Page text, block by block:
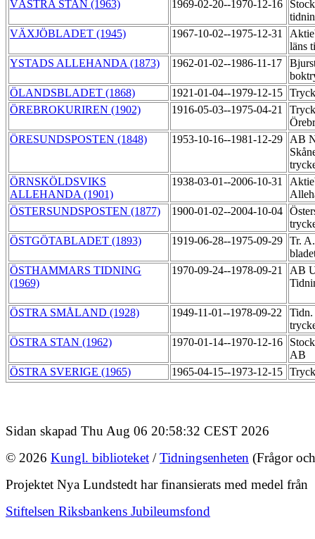
VÄSTRA STAN (1963) 1969-02-20--1970-12-16
VÄXJÖBLADET (1945)
1967-10-02--1975-12-31
läns
YSTADS ALLEHANDA (1873)
1962-01-02--1986-11-17
ÖLANDSBLADET (1868)
1921-01-04--1979-12-15
ÖREBROKURIREN (1902)
1916-05-03--1975-04-21
ÖRESUNDSPOSTEN (1848)
1953-10-16--1981-12-29
AB
ÖRNSKÖLDSVIKS
ALLEHANDA (1901)
1938-03-01--2006-10-31
ÖSTERSUNDSPOSTEN (1877)
1900-01-02--2004-10-04
ÖSTGÖTABLADET (1893)
1919-06-28--1975-09-29 Tr.
ÖSTHAMMARS TIDNING
(1969)
1970-09-24--1978-09-21
AB
ÖSTRA SMÅLAND (1928) 1949-11-01--1978-09-22
Tidn.
ÖSTRA STAN (1962)
1970-01-14--1970-12-16
AB
ÖSTRA SVERIGE (1965)
1965-04-15--1973-12-15
Sidan skapad Thu Aug 06 20:58:32 CEST 2026
© 2026 Kungl. biblioteket /Tidningsenheten (Frågor
Projektet Nya Lundstedt har finansierats med medel från
Stiftelsen Riksbankens Jubileumsfond